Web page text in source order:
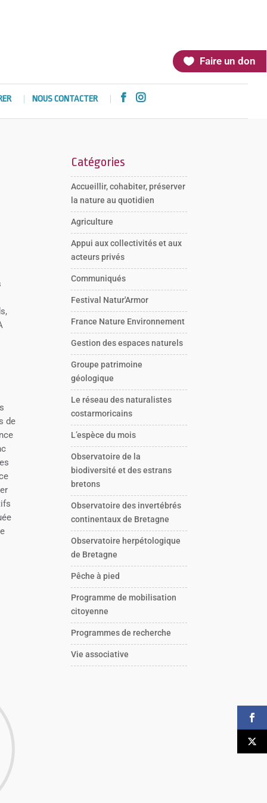
Faire un don
NOUS CONTACTER  
de
Catégories
Accueillir, cohabiter, préserver
la nature au quotidien
Agriculture
Appui aux collectivités et aux
acteurs privés
Communiqués
Festival Natur'Armor
France Nature Environnement
Gestion des espaces naturels
Groupe patrimoine
géologique
Le réseau des naturalistes
costarmoricains
L’espèce du mois
Observatoire de la
biodiversité et des estrans
bretons
Observatoire des invertébrés
continentaux de Bretagne
Observatoire herpétologique
de Bretagne
Pêche à pied
Programme de mobilisation
citoyenne
Programmes de recherche
Vie associative